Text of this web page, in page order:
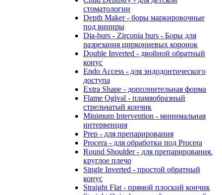
стоматологии
Depth Maker - боры маркировочные
под виниры
Dia-burs - Zirconia burs - Боры для
разрезания циркониевых коронок
Double Inverted - двойной обратный
конус
Endo Access - для эндодонтического
доступа
Extra Shape - дополнительная форма
Flame Ogival - пламяобразный
стрельчатый кончик
Minimum Intervention - минимальная
интервенция
Prep - для препарирования
Procera - для обработки под Procera
Round Shoulder - для препарирования.
круглое плечо
Single Inverted - простой обратный
конус
Straight Flat - прямой плоский кончик